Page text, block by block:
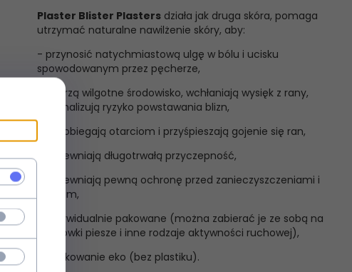
Plaster Blister Plasters działa jak druga skóra, pomaga
utrzymać naturalne nawilżenie skóry, aby:
- przynosić natychmiastową ulgę w bólu i ucisku
spowodowanym przez pęcherze,
- tworzą wilgotne środowisko, wchłaniają wysięk z rany,
minimalizują ryzyko powstawania blizn,
- zapobiegają otarciom i przyśpieszają gojenie się ran,
- zapewniają długotrwałą przyczepność,
- zapewniają pewną ochronę przed zanieczyszczeniami i
brudem,
- indywidualnie pakowane (można zabierać je ze sobą na
wędrówki piesze i inne rodzaje aktywności ruchowej),
- opakowanie eko (bez plastiku).